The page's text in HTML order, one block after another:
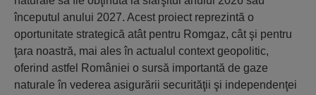
începutul anului 2027. Acest proiect reprezintă o
oportunitate strategică atât pentru Romgaz, cât şi pentru
ţara noastră, mai ales în actualul context geopolitic,
oferind astfel României o sursă importantă de gaze
naturale în vederea asigurării securităţii şi independenţei